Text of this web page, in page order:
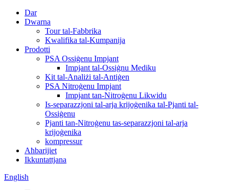
Dar
Dwarna
Tour tal-Fabbrika
Kwalifika tal-Kumpanija
Prodotti
PSA Ossiġenu Impjant
Impjant tal-Ossiġnu Mediku
Kit tal-Analiżi tal-Antiġen
PSA Nitroġenu Impjant
Impjant tan-Nitroġenu Likwidu
Is-separazzjoni tal-arja krijoġenika tal-Pjanti tal-
Ossiġenu
Pjanti tan-Nitroġenu tas-separazzjoni tal-arja
krijoġenika
kompressur
Aħbarijiet
Ikkuntattjana
English